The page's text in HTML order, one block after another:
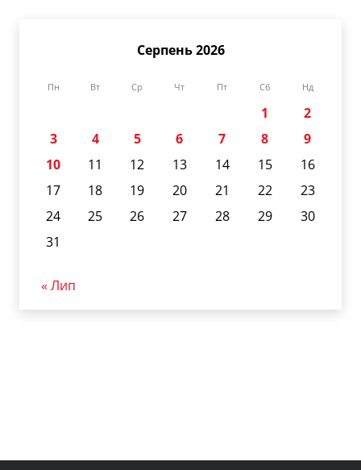
Серпень 2026
Пн Вт Ср Чт Пт Сб Нд
1
2
3
4 5 6 7 8
9
10
11 12 13 14 15
16
17
18 19 20 21 22
23
24
25 26 27 28 29
30
31
« Лип